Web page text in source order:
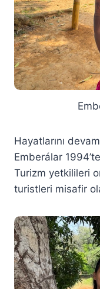
Hayatlarını
Emberálar
Turizm yetkilileri
turistleri misafir